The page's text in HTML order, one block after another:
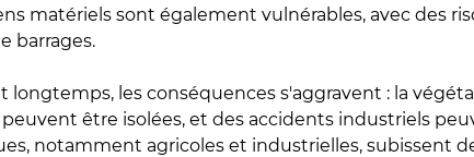
matériels sont également vulnérables, avec des
barrages.
longtemps, les conséquences s'aggravent : la
être isolées, et des accidents industriels
notamment agricoles et industrielles, subissent